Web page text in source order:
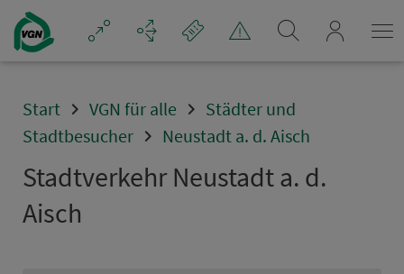
Navigation überspringen
Start VGN für alle
Städter und
Stadtbesucher
Neustadt a. d. Aisch
Stadt­ver­kehr Neustadt a. d.
Aisch